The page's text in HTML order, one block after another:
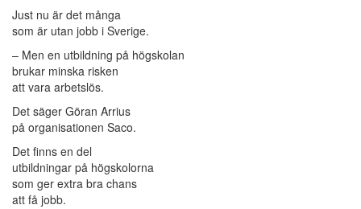
Just nu är det många
som är utan jobb i Sverige.
– Men en utbildning på högskolan
brukar minska risken
att vara arbetslös.
Det säger Göran Arrius
på organisationen Saco.
Det finns en del
utbildningar på högskolorna
som ger extra bra chans
att få jobb.